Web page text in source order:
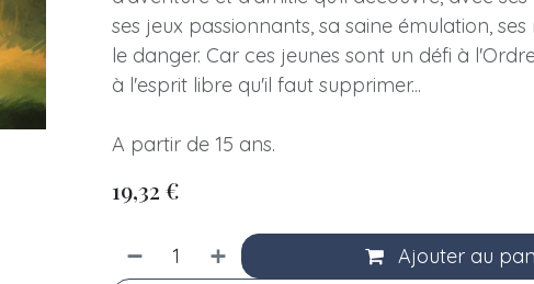
ses jeux passionnants, sa saine émulation, ses
le danger. Car ces jeunes sont un défi à
à l'esprit libre qu'il faut supprimer...
A partir de 15 ans.
19,32 €
Ajouter au